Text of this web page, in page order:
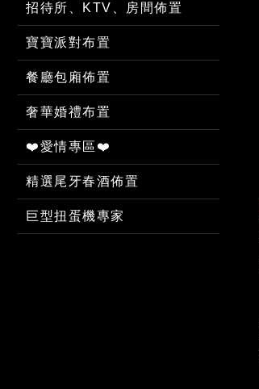
招待所、KTV、房間佈置
寶寶派對布置
餐廳包廂佈置
奢華婚禮布置
❤️愛情專區❤️
精選尾牙春酒佈置
巨型扭蛋機專家